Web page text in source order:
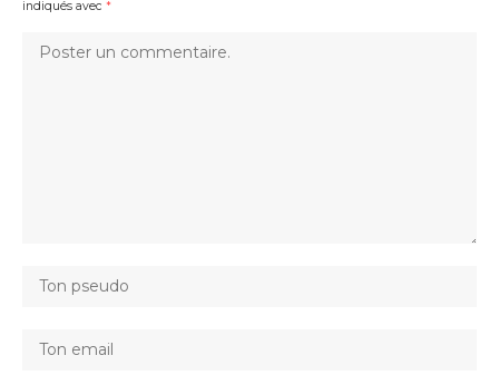
indiqués avec *